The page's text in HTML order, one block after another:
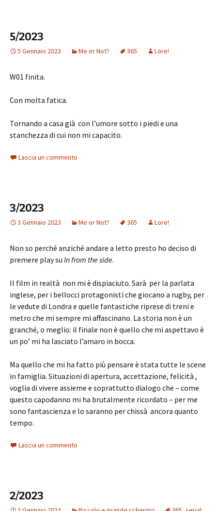
5/2023
5 Gennaio 2023 Me or Not? 365 Lore!
W01 finita.
Con molta fatica.
Tornando a casa già con l’umore sotto i piedi e una
stanchezza di cui non mi capacito.
Lascia un commento
3/2023
3 Gennaio 2023 Me or Not? 365 Lore!
Non so perché anziché andare a letto presto ho deciso di
premere play su In from the side.
Il film in realtà non mi è dispiaciuto. Sarà per la parlata
inglese, per i bellocci protagonisti che giocano a rugby, per
le vedute di Londra e quelle fantastiche riprese di treni e
metro che mi sempre mi affascinano. La storia non è un
granché, o meglio: il finale non è quello che mi aspettavo è
un po’ mi ha lasciato l’amaro in bocca.
Ma quello che mi ha fatto più pensare è stata tutte le scene
in famiglia. Situazioni di apertura, accettazione, felicità ,
voglia di vivere assieme e soprattutto dialogo che – come
questo capodanno mi ha brutalmente ricordato – per me
sono fantascienza e lo saranno per chissà ancora quanto
tempo.
Lascia un commento
2/2023